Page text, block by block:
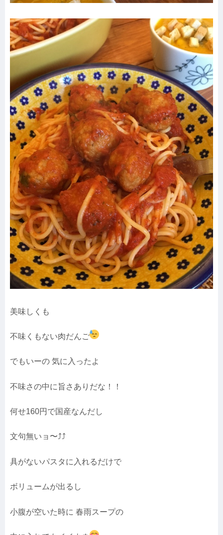
美味しくも
不味くもない肉だんご
でもいーの 気に入ったよ
不味さの中に旨さありだな！！
何せ160円で国産なんだし
文句無いョ〜⤴︎⤴︎
具がないパスタに入れるだけで
ボリュームが出るし
小腹が空いた時に 春雨スープの